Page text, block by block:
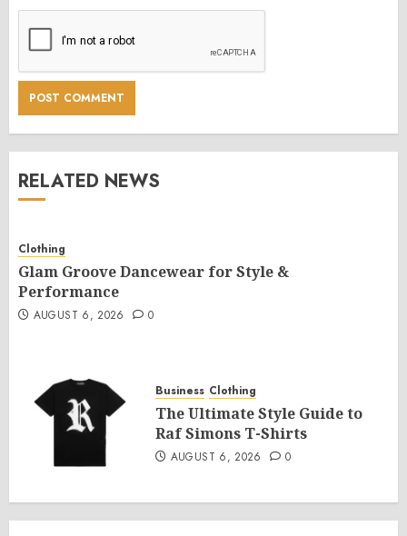
RELATED NEWS
Clothing
Glam Groove Dancewear for Style &
Performance
AUGUST 6, 2026 0
Business Clothing
The Ultimate Style Guide to
Raf Simons T-Shirts
AUGUST 6, 2026 0